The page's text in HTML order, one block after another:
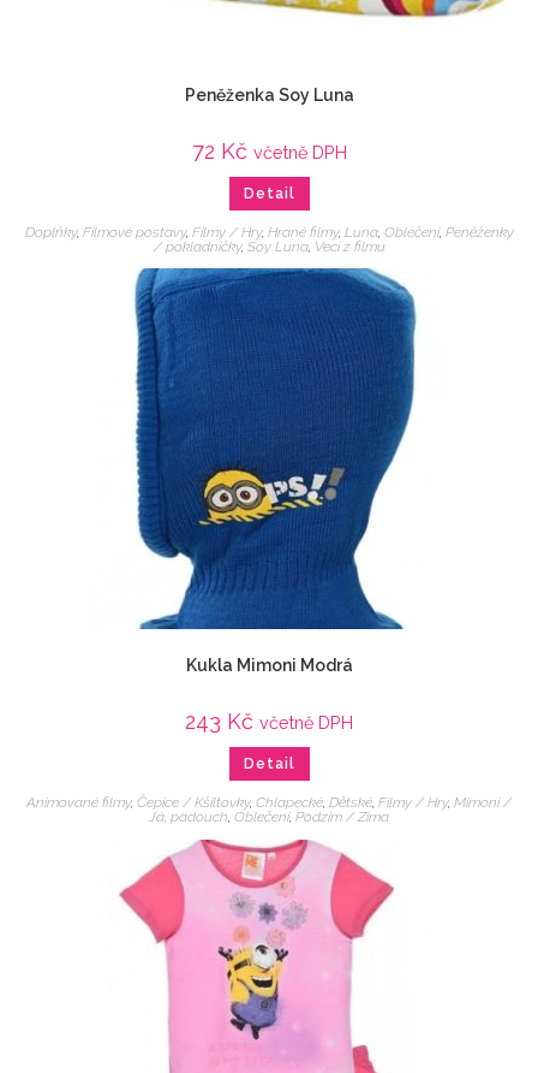
Peněženka Soy Luna
72 Kč včetně DPH
Detail
Doplňky, Filmové postavy, Filmy / Hry, Hrané filmy, Luna, Oblečení, Peněženky
/ pokladničky, Soy Luna, Veci z filmu
Kukla Mimoni Modrá
243 Kč včetně DPH
Detail
Animované filmy, Čepice / Kšiltovky, Chlapecké, Dětské, Filmy / Hry, Mimoni /
Já, padouch, Oblečení, Podzim / Zima